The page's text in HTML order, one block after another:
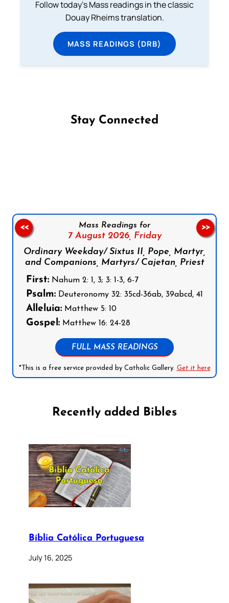
Follow today's Mass readings in the classic
Douay Rheims translation.
MASS READINGS (DRB)
Stay Connected
Mass Readings for
7 August 2026, Friday
Ordinary Weekday/ Sixtus II, Pope, Martyr,
and Companions, Martyrs/ Cajetan, Priest
First: Nahum 2: 1, 3; 3: 1-3, 6-7
Psalm: Deuteronomy 32: 35cd-36ab, 39abcd, 41
Alleluia: Matthew 5: 10
Gospel: Matthew 16: 24-28
FULL MASS READINGS
*This is a free service provided by Catholic Gallery. Get it here
<< >>
Recently added Bibles
Bíblia Católica Portuguesa
July 16, 2025